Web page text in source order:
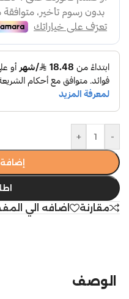
-
+
مقارنة اضافه الي
الوصف